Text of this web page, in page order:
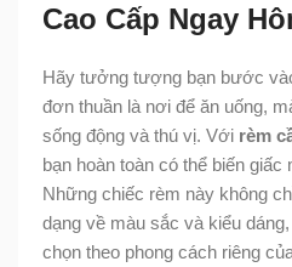
Cao Cấp Ngay
Hãy tưởng tượng bạn bước
đơn thuần là nơi để ăn uống,
sống động và thú vị. Với rèm
bạn hoàn toàn có thể biến
Những chiếc rèm này không
dạng về màu sắc và kiểu
chọn theo phong cách riêng